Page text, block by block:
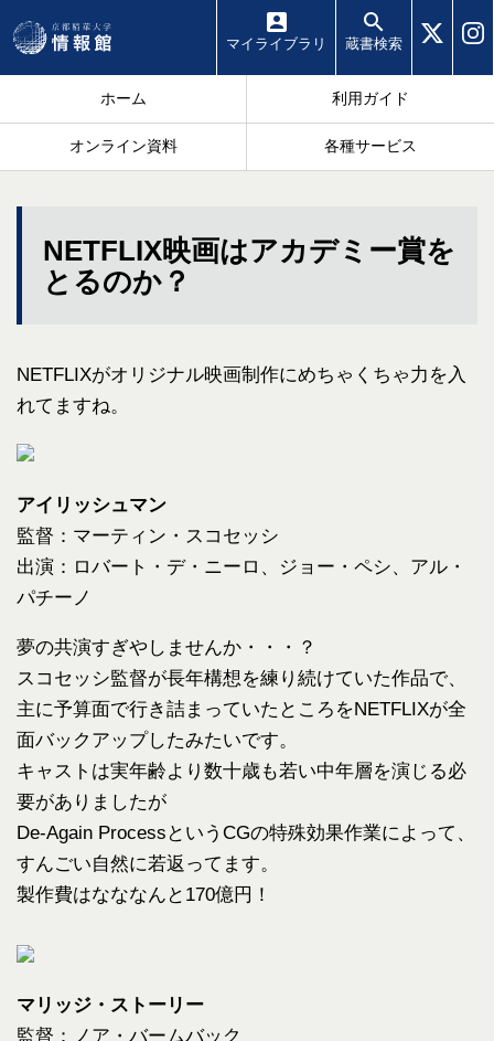
マイ ライブラリ 蔵書検索
ホーム 利用ガイド
オンライン資料 各種サービス
NETFLIX映画はアカデミー賞を
とるのか？
NETFLIXがオリジナル映画制作にめちゃくちゃ力を入
れてますね。
アイリッシュマン
監督：マーティン・スコセッシ
出演：ロバート・デ・ニーロ、ジョー・ペシ、アル・
パチーノ
夢の共演すぎやしませんか・・・？
スコセッシ監督が長年構想を練り続けていた作品で、
主に予算面で行き詰まっていたところをNETFLIXが全
面バックアップしたみたいです。
キャストは実年齢より数十歳も若い中年層を演じる必
要がありましたが
De-Again ProcessというCGの特殊効果作業によって、
すんごい自然に若返ってます。
製作費はなななんと170億円！
マリッジ・ストーリー
監督：ノア・バームバック